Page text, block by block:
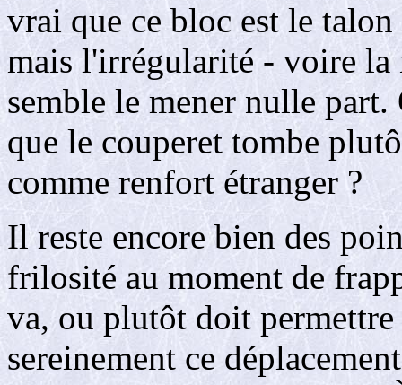
vrai que ce bloc est le
mais l'irrégularité - voire la
semble le mener nulle
que le couperet tombe
comme renfort étranger ?
Il reste encore bien des
frilosité au moment de
va, ou plutôt doit
sereinement ce